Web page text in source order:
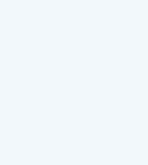
せん。万が一、身近な方が同じよう
には、公的サービスなどを上手に利
ことをお勧めします。
】
自身も介護申請を
のは心配」という介護者がいらっし
自身の地域にある「地域包括センタ
しょう。今現在、介護しているご家
請をしていなくても（介護保険やサ
くても）、相談はできます。特に、
合は、これまでの生活をできるだけ